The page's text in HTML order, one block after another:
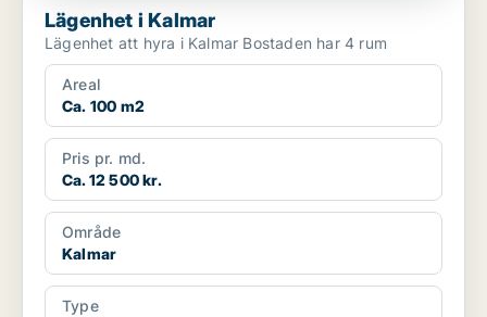
Lägenhet i Kalmar
Lägenhet att hyra i Kalmar Bostaden har 4 rum
Areal
Ca. 100 m2
Pris pr. md.
Ca. 12 500 kr.
Område
Kalmar
Type